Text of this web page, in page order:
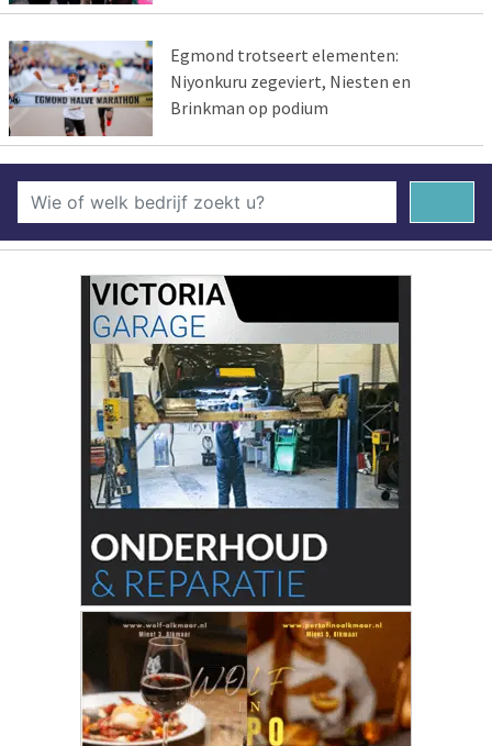
Egmond trotseert elementen:
Niyonkuru zegeviert, Niesten en
Brinkman op podium